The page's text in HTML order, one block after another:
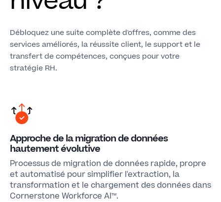
Débloquez une suite complète d'offres, comme des
services améliorés, la réussite client, le support et le
transfert de compétences, conçues pour votre
stratégie RH.
Approche de la migration de données
hautement évolutive
Processus de migration de données rapide, propre
et automatisé pour simplifier l'extraction, la
transformation et le chargement des données dans
Cornerstone Workforce AI™.